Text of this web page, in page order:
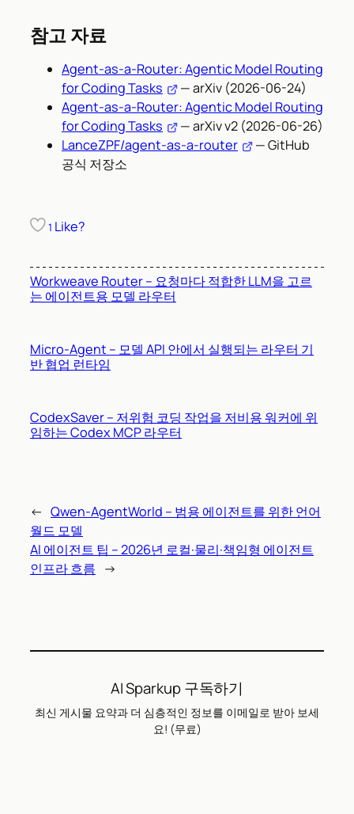
참고 자료
Agent-as-a-Router: Agentic Model Routing
for Coding Tasks
— arXiv (2026-06-24)
Agent-as-a-Router: Agentic Model Routing
for Coding Tasks
— arXiv v2 (2026-06-26)
LanceZPF/agent-as-a-router
— GitHub
공식 저장소
1 Like?
Workweave Router – 요청마다 적합한 LLM을 고르
는 에이전트용 모델 라우터
Micro-Agent – 모델 API 안에서 실행되는 라우터 기
반 협업 런타임
CodexSaver – 저위험 코딩 작업을 저비용 워커에 위
임하는 Codex MCP 라우터
← Qwen-AgentWorld – 범용 에이전트를 위한 언어
월드 모델
AI 에이전트 팁 – 2026년 로컬·물리·책임형 에이전트
인프라 흐름 →
AI Sparkup 구독하기
최신 게시물 요약과 더 심층적인 정보를 이메일로 받아 보세
요! (무료)